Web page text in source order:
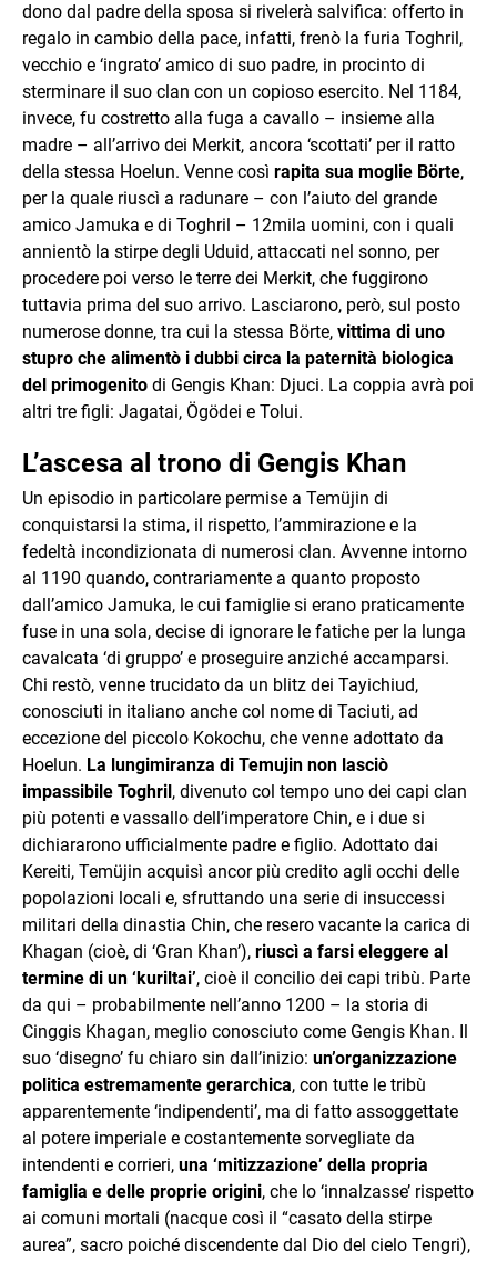
dono dal padre della sposa si rivelerà salvifica: offerto in
regalo in cambio della pace, infatti, frenò la furia Toghril,
vecchio e ‘ingrato’ amico di suo padre, in procinto di
sterminare il suo clan con un copioso esercito. Nel 1184,
invece, fu costretto alla fuga a cavallo – insieme alla
madre – all’arrivo dei Merkit, ancora ‘scottati’ per il ratto
della stessa Hoelun. Venne così rapita sua moglie Börte,
per la quale riuscì a radunare – con l’aiuto del grande
amico Jamuka e di Toghril – 12mila uomini, con i quali
annientò la stirpe degli Uduid, attaccati nel sonno, per
procedere poi verso le terre dei Merkit, che fuggirono
tuttavia prima del suo arrivo. Lasciarono, però, sul posto
numerose donne, tra cui la stessa Börte, vittima di uno
stupro che alimentò i dubbi circa la paternità biologica
del primogenito di Gengis Khan: Djuci. La coppia avrà poi
altri tre figli: Jagatai, Ögödei e Tolui.
L’ascesa al trono di Gengis Khan
Un episodio in particolare permise a Temüjin di
conquistarsi la stima, il rispetto, l’ammirazione e la
fedeltà incondizionata di numerosi clan. Avvenne intorno
al 1190 quando, contrariamente a quanto proposto
dall’amico Jamuka, le cui famiglie si erano praticamente
fuse in una sola, decise di ignorare le fatiche per la lunga
cavalcata ‘di gruppo’ e proseguire anziché accamparsi.
Chi restò, venne trucidato da un blitz dei Tayichiud,
conosciuti in italiano anche col nome di Taciuti, ad
eccezione del piccolo Kokochu, che venne adottato da
Hoelun. La lungimiranza di Temujin non lasciò
impassibile Toghril, divenuto col tempo uno dei capi clan
più potenti e vassallo dell’imperatore Chin, e i due si
dichiararono ufficialmente padre e figlio. Adottato dai
Kereiti, Temüjin acquisì ancor più credito agli occhi delle
popolazioni locali e, sfruttando una serie di insuccessi
militari della dinastia Chin, che resero vacante la carica di
Khagan (cioè, di ‘Gran Khan’), riuscì a farsi eleggere al
termine di un ‘kuriltai’, cioè il concilio dei capi tribù. Parte
da qui – probabilmente nell’anno 1200 – la storia di
Cinggis Khagan, meglio conosciuto come Gengis Khan. Il
suo ‘disegno’ fu chiaro sin dall’inizio: un’organizzazione
politica estremamente gerarchica, con tutte le tribù
apparentemente ‘indipendenti’, ma di fatto assoggettate
al potere imperiale e costantemente sorvegliate da
intendenti e corrieri, una ‘mitizzazione’ della propria
famiglia e delle proprie origini, che lo ‘innalzasse’ rispetto
ai comuni mortali (nacque così il “casato della stirpe
aurea”, sacro poiché discendente dal Dio del cielo Tengri),